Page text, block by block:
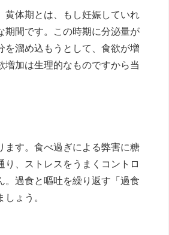
黄体期とは、もし妊娠していれ
期間です。この時期に分泌量が
溜め込もうとして、食欲が増
加は生理的なものですから当
ます。食べ過ぎによる弊害に糖
、ストレスをうまくコントロ
。過食と嘔吐を繰り返す「過食
ょう。